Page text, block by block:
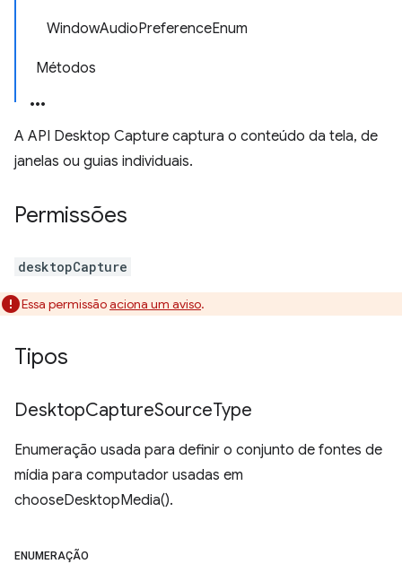
WindowAudioPreferenceEnum
Métodos
A API Desktop Capture captura o conteúdo da tela, de
janelas ou guias individuais.
Permissões
desktopCapture
Essa permissãoaciona um aviso.
Tipos
DesktopCaptureSourceType
Enumeração usada para definir o conjunto de fontes de
mídia para computador usadas em
chooseDesktopMedia().
ENUMERAÇÃO